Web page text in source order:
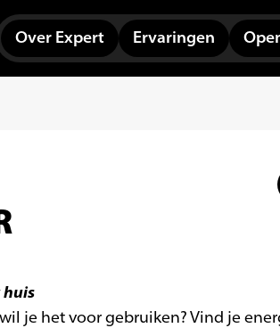
Over Expert Ervaringen
huis
je het voor gebruiken? Vind je